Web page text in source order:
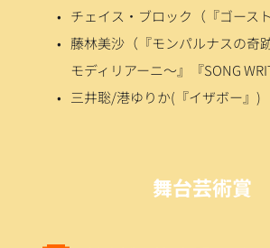
チェイス・ブロック（『ゴース
藤林美沙（『モンパルナスの奇
モディリアーニ～』『SONG
三井聡/港ゆりか(『イザボー』)
舞台芸術賞